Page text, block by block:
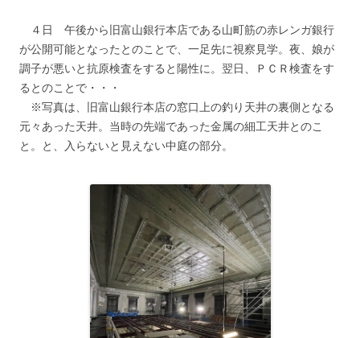
４日 午後から旧富山銀行本店である山町筋の赤レンガ銀行
が公開可能となったとのことで、一足先に視察見学。夜、娘が
調子が悪いと抗原検査をすると陽性に。翌日、ＰＣＲ検査をす
るとのことで・・・
※写真は、旧富山銀行本店の窓口上の釣り天井の裏側となる
元々あった天井。当時の先端であった金属の細工天井とのこ
と。と、入らないと見えない中庭の部分。